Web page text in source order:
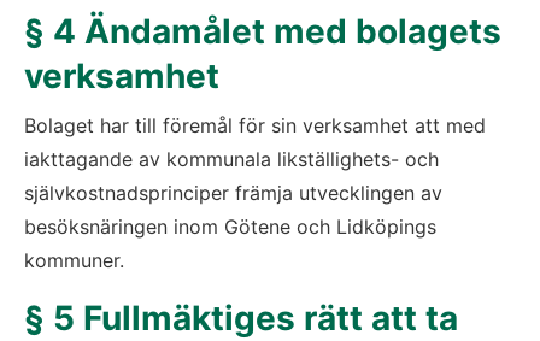
§ 4 Ändamålet med bolagets
verksamhet
Bolaget har till föremål för sin verksamhet att med
iakttagande av kommunala likställighets- och
självkostnadsprinciper främja utvecklingen av
besöksnäringen inom Götene och Lidköpings
kommuner.
§ 5 Fullmäktiges rätt att ta